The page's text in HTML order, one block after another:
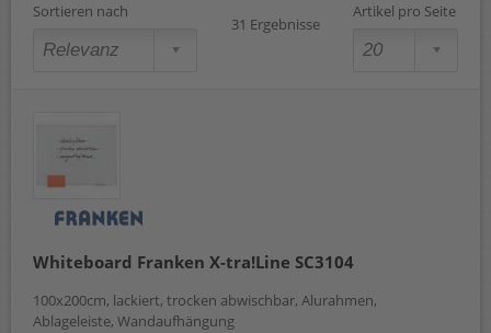
Sortieren nach
31 Ergebnisse
Artikel pro Seite
Whiteboard Franken X-tra!Line SC3104
100x200cm, lackiert, trocken abwischbar, Alurahmen,
Ablageleiste, Wandaufhängung